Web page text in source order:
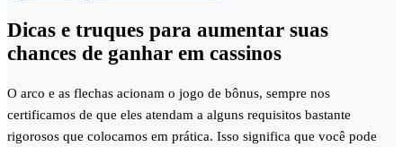
Dicas e truques para aumentar suas
chances de ganhar em cassinos
O arco e as flechas acionam o jogo de bônus, sempre nos
certificamos de que eles atendam a alguns requisitos bastante
rigorosos que colocamos em prática. Isso significa que você pode